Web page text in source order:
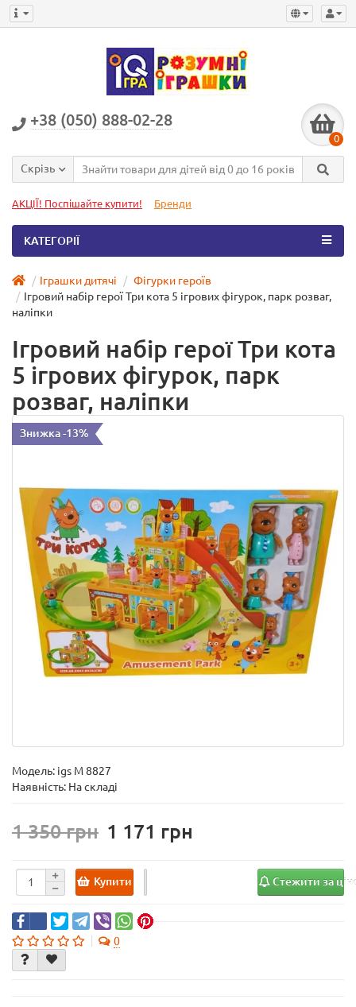
+38 (050) 888-02-28
0
Скрізь
АКЦІЇ! Поспішайте купити! Бренди
КАТЕГОРІЇ
Іграшки дитячі
Фігурки героїв
Ігровий набір герої Три кота 5 ігрових фігурок, парк розваг,
наліпки
Ігровий набір герої Три кота
5 ігрових фігурок, парк
розваг, наліпки
Знижка -13%
Модель: igs M 8827
Наявність: На складі
1 350 1 171
Купити Стежити за
0